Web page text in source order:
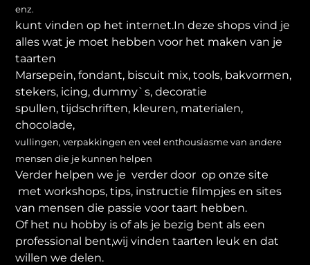
enz.
kunt vinden op het internet.In deze shops vind je
alles wat je moet hebben voor het maken van je
taarten
Marsepein, fondant, biscuit mix, tools, bakvormen,
stekers, icing, dummy`s, decoratie
spullen, tijdschriften, kleuren, materialen,
chocolade,
vullingen, verpakkingen en veel enthousiasme van andere
mensen die je kunnen helpen
Verder helpen we je verder door op onze site
met workshops, tips, instructie filmpjes en sites
van mensen die passie voor taart hebben.
Of het nu hobby is of als je bezig bent als een
professional bent,wij vinden taarten leuk en dat
willen we delen.